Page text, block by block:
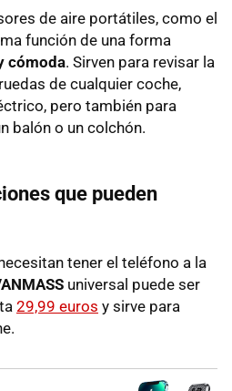
de aire portátiles, como el
función de una forma
cómoda. Sirven para revisar la
de cualquier coche,
pero también para
balón o un colchón.
que pueden
tener el teléfono a la
universal puede ser
29,99 euros y sirve para